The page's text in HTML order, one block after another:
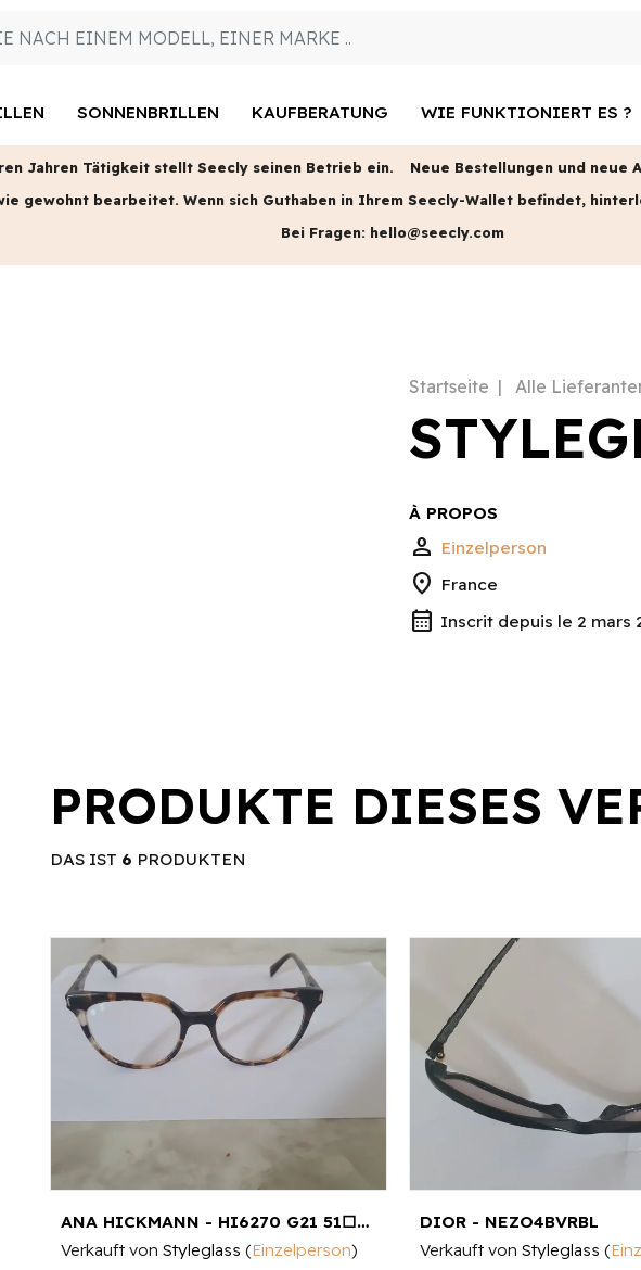
SONNENBRILLEN KAUFBERATUNG WIE FUNKTIONIERT ES ?
Jahren Tätigkeit stellt Seecly seinen Betrieb ein.
Neue Bestellungen und neue
gewohnt bearbeitet. Wenn sich Guthaben in Ihrem Seecly-Wallet befindet,
Bei Fragen: hello@seecly.com
Startseite Alle
À PROPOS
person Einzelperson
location_on France
calendar_month Inscrit depuis le 2 mars
PRODUKTE DIESES
DAS IST 6 PRODUKTEN
ANA HICKMANN - HI6270 G21 51□18 140
Verkauft von Styleglass (Einzelperson)
DIOR - NEZO4BVRBL
Verkauft von Styleglass (